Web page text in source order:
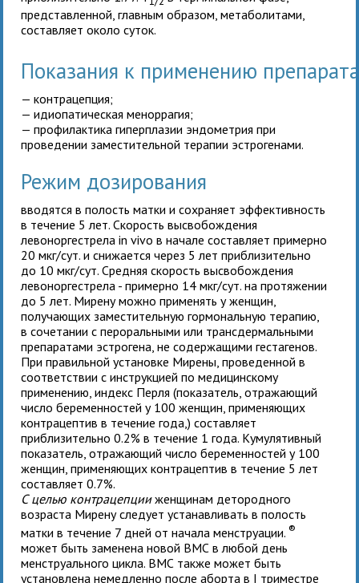
представленной, главным образом, метаболитами,
составляет около суток.
Показания к применению
— контрацепция;
— идиопатическая меноррагия;
— профилактика гиперплазии эндометрия при
проведении заместительной терапии эстрогенами.
Режим дозирования
вводятся в полость матки и сохраняет эффективность
в течение 5 лет. Скорость высвобождения
левоноргестрела in vivo в начале составляет примерно
20 мкг/сут. и снижается через 5 лет приблизительно
до 10 мкг/сут. Средняя скорость высвобождения
левоноргестрела - примерно 14 мкг/сут. на протяжении
до 5 лет. Мирену можно применять у женщин,
получающих заместительную гормональную терапию,
в сочетании с пероральными или трансдермальными
препаратами эстрогена, не содержащими гестагенов.
При правильной установке Мирены, проведенной в
соответствии с инструкцией по медицинскому
применению, индекс Перля (показатель, отражающий
число беременностей у 100 женщин, применяющих
контрацептив в течение года,) составляет
приблизительно 0.2% в течение 1 года. Кумулятивный
показатель, отражающий число беременностей у 100
женщин, применяющих контрацептив в течение 5 лет
составляет 0.7%.
С целью контрацепцииженщинам детородного
возраста Мирену следует устанавливать в полость
матки в течение 7 дней от начала менструации.®
может быть заменена новой ВМС в любой день
менструального цикла. ВМС также может быть
установлена немедленно после аборта в I триместре